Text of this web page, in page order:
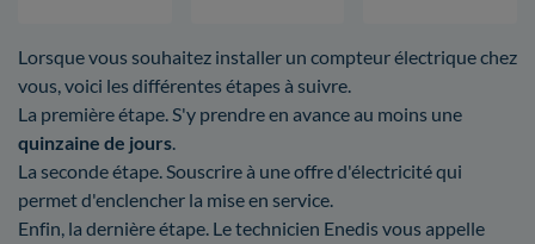
Lorsque vous souhaitez installer un compteur électrique chez
vous, voici les différentes étapes à suivre.
La première étape. S'y prendre en avance au moins une
quinzaine de jours.
La seconde étape. Souscrire à une offre d'électricité qui
permet d'enclencher la mise en service.
Enfin, la dernière étape. Le technicien Enedis vous appelle